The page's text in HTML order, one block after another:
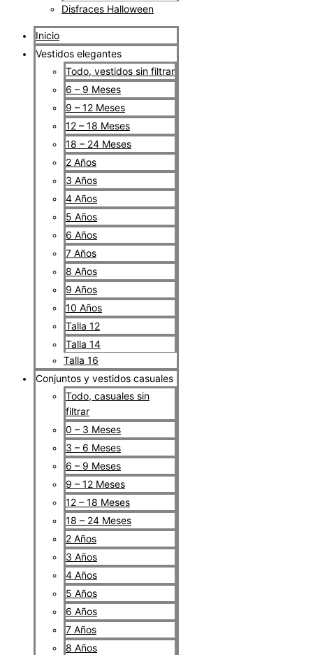
Disfraces Halloween
Inicio
Vestidos elegantes
Todo, vestidos sin filtrar
6 – 9 Meses
9 – 12 Meses
12 – 18 Meses
18 – 24 Meses
2 Años
3 Años
4 Años
5 Años
6 Años
7 Años
8 Años
9 Años
10 Años
Talla 12
Talla 14
Talla 16
Conjuntos y vestidos casuales
Todo, casuales sin
filtrar
0 – 3 Meses
3 – 6 Meses
6 – 9 Meses
9 – 12 Meses
12 – 18 Meses
18 – 24 Meses
2 Años
3 Años
4 Años
5 Años
6 Años
7 Años
8 Años